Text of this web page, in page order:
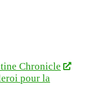
Chronicle
pour la